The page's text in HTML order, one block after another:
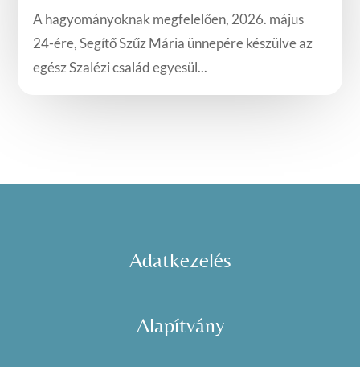
A hagyományoknak megfelelően, 2026. május
24-ére, Segítő Szűz Mária ünnepére készülve az
egész Szalézi család egyesül...
Adatkezelés
Alapítvány